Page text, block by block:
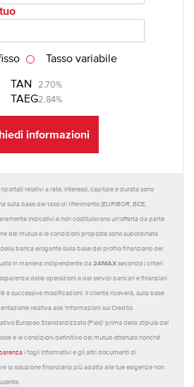
TAN 2,70%
TAEG2,84%
Tasso variabile
informazioni
relativi a rate, interessi, capitale e durata sono
sulla base dei tassi di riferimento (EURIBOR, BCE,
indicativi e non costituiscono un'offerta da parte
del mutuo e le condizioni proposte sono subordinate
banca erogante sulla base del profilo finanziario del
in maniera indipendente da 24MAX secondo i criteri
delle operazioni e dei servizi bancari e finanziari
e successive modificazioni. Il cliente riceverà, sulla base
relativa alle 'Informazioni sul Credito
Europeo Standardizzato (Pies)' prima della stipula del
e le condizioni definitive del mutuo ottenuto nonché
i fogli informativi e gli altri documenti di
la soluzione finanziaria più adatta alle tue esigenze non